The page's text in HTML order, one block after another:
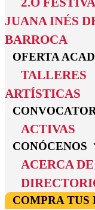
JUANA INÉS
BARROCA
OFERTA
TALLERES
ARTÍSTICAS
ACTIVAS
CONÓCENOS
ACERCA
COMPRA TUS
buena
Una madre, un
ADQUIERE TUS
Sobre la obra
Mariana prepara